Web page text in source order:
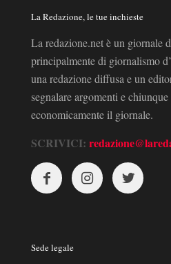
La Redazione, le tue inchieste
La redazione.net è un giornale
principalmente di giornalismo
una redazione diffusa e un
segnalare argomenti e
economicamente il giornale.
SCRIVICI:
Sede legale